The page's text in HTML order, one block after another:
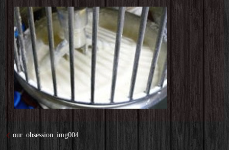
our_obsession_img004